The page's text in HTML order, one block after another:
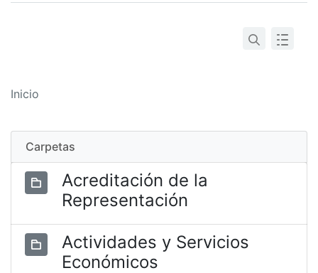
Inicio
Carpetas
Acreditación de la
Representación
Actividades y Servicios
Económicos